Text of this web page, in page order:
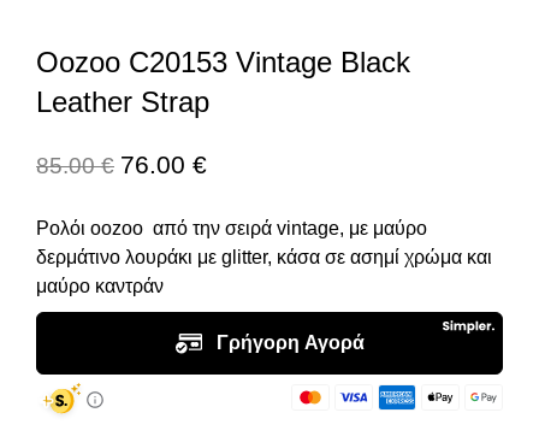
Oozoo C20153 Vintage Black
Leather Strap
85.00€ 76.00 €
Ρολόι oozoo από την σειρά vintage, με μαύρο
δερμάτινο λουράκι με glitter, κάσα σε ασημί χρώμα και
μαύρο καντράν